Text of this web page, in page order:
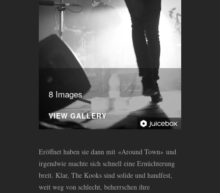
8 Images
VIEW GALLERY
Eröffnet haben sie dann mit «Around Town» und
irgendwie machte sich schnell eine Ernüchterung
breit. Klar, The Kooks sind solide und handfest,
weit weg von schlecht, beherrschen ihre